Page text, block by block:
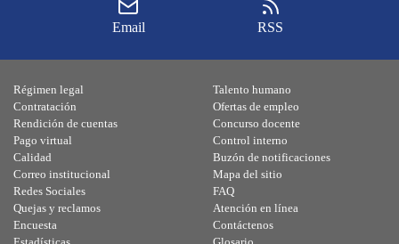
Email RSS
Régimen legal
Contratación
Rendición de cuentas
Pago virtual
Calidad
Talento humano
Ofertas de empleo
Concurso docente
Control interno
Buzón de notificaciones
Correo institucional
Redes Sociales
Quejas y reclamos
Encuesta
Mapa del sitio
FAQ
Atención en línea
Contáctenos